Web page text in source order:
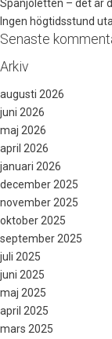
Spanjoletten – det är
Ingen högtidsstund
Senaste
Arkiv
augusti 2026
juni 2026
maj 2026
april 2026
januari 2026
december 2025
november 2025
oktober 2025
september 2025
juli 2025
juni 2025
maj 2025
april 2025
mars 2025